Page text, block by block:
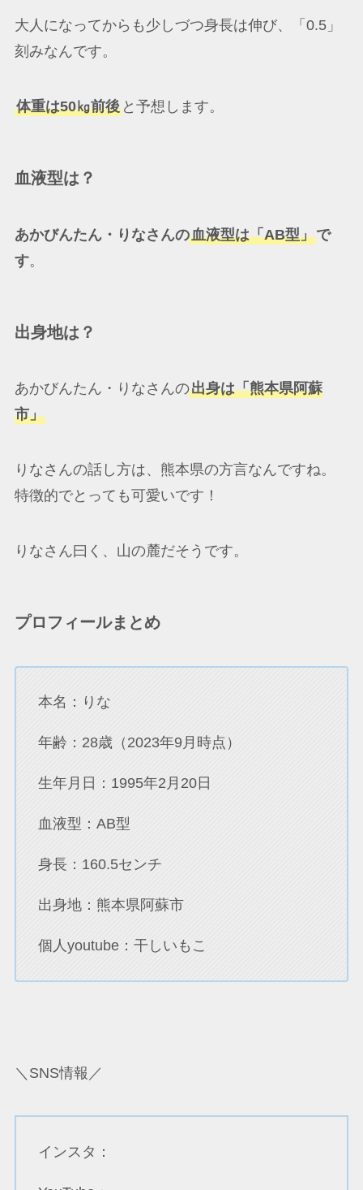
大人になってからも少しづつ身長は伸び、「0.5」
刻みなんです。
体重は50㎏前後と予想します。
血液型は？
あかびんたん・りなさんの血液型は「AB型」で
す。
出身地は？
あかびんたん・りなさんの出身は「熊本県阿蘇
市」
りなさんの話し方は、熊本県の方言なんですね。
特徴的でとっても可愛いです！
りなさん曰く、山の麓だそうです。
プロフィールまとめ
本名：りな
年齢：28歳（2023年9月時点）
生年月日：1995年2月20日
血液型：AB型
身長：160.5センチ
出身地：熊本県阿蘇市
個人youtube：干しいもこ
＼SNS情報／
インスタ：